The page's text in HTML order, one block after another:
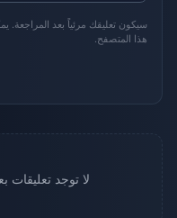
سيكون تعليقك مرئياً بعد المراجعة.
هذا المتصفح.
لا توجد تعليقات